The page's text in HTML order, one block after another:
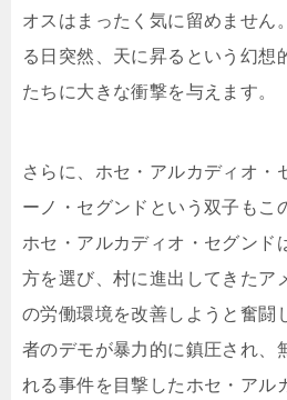
オスはまったく気に留めません
る日突然、天に昇るという幻想
たちに大きな衝撃を与えます。
さらに、ホセ・アルカディオ・
ーノ・セグンドという双子もこ
ホセ・アルカディオ・セグンド
方を選び、村に進出してきたア
の労働環境を改善しようと奮闘
者のデモが暴力的に鎮圧され、
れる事件を目撃したホセ・アル